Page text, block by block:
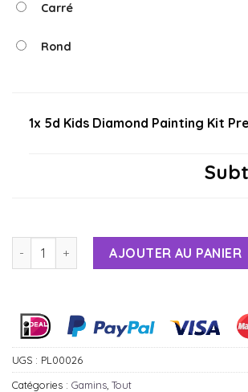
Carré
Rond
1x 5d Kids Diamond Painting Kit
AJOUTER AU PANIER
UGS : PL00026
Catégories : Gamins Tout